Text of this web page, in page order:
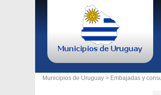
Municipios de Uruguay > Embajadas y